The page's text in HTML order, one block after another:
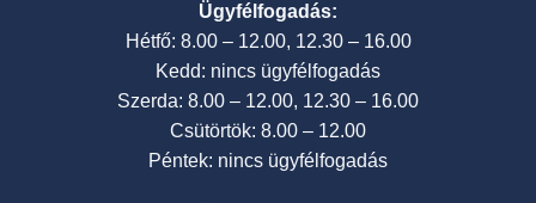
Ügyfélfogadás:
Hétfő: 8.00 – 12.00, 12.30 – 16.00
Kedd: nincs ügyfélfogadás
Szerda: 8.00 – 12.00, 12.30 – 16.00
Csütörtök: 8.00 – 12.00
Péntek: nincs ügyfélfogadás